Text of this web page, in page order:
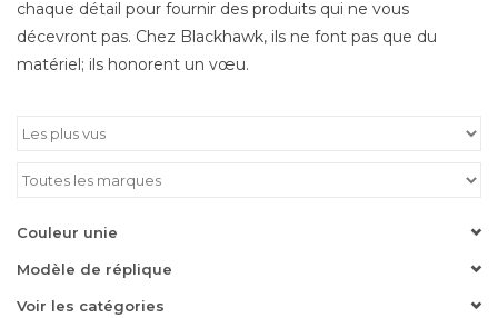
chaque détail pour fournir des produits qui ne vous
décevront pas. Chez Blackhawk, ils ne font pas que du
matériel; ils honorent un vœu.
Couleur unie
Modèle de réplique
Voir les catégories